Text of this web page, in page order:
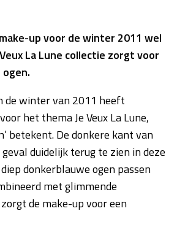
up voor de winter 2011 wel
La Lune collectie zorgt voor
de winter van 2011 heeft
het thema Je Veux La Lune,
betekent. De donkere kant van
duidelijk terug te zien in deze
donkerblauwe ogen passen
met glimmende
de make-up voor een